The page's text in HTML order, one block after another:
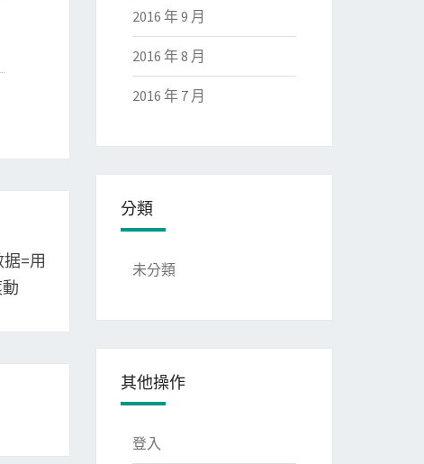
=用
2016 年 9 月
2016 年 8 月
2016 年 7 月
分類
未分類
其他操作
登入